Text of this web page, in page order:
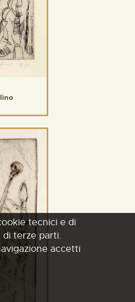
tecnici e di
di terze parti.
accetti